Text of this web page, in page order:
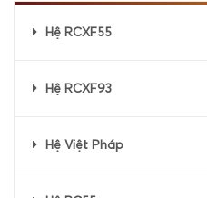
Hệ RCXF55
Hệ RCXF93
Hệ Việt Pháp